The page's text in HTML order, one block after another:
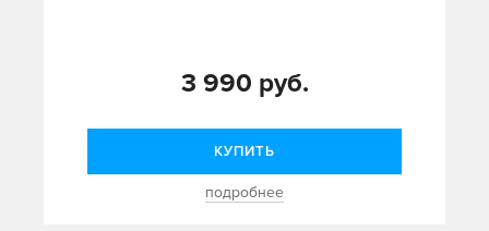
3 990 руб.
КУПИТЬ
подробнее